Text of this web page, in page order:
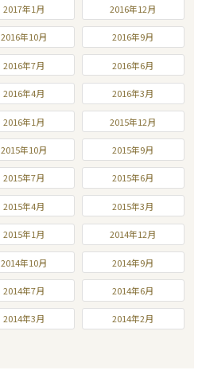
2017年1月 2016年12月
2016年10月 2016年9月
2016年7月 2016年6月
2016年4月 2016年3月
2016年1月 2015年12月
2015年10月 2015年9月
2015年7月 2015年6月
2015年4月 2015年3月
2015年1月 2014年12月
2014年10月 2014年9月
2014年7月 2014年6月
2014年3月 2014年2月